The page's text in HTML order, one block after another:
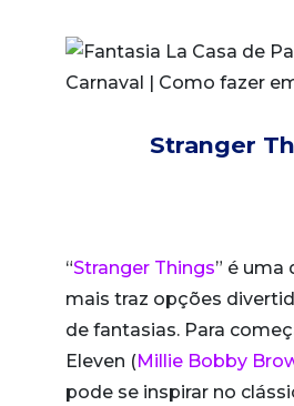
Stranger
“Stranger Things” é uma
mais traz opções
de fantasias. Para
Eleven (Millie Bobby
pode se inspirar no